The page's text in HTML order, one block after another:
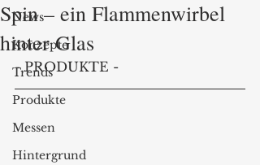
News
Konzepte
Trends
Produkte
Messen
Hintergrund
Spin – ein Flammenwirbel
hinter Glas
- PRODUKTE -